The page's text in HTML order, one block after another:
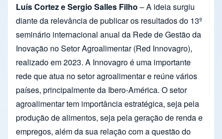
Luís Cortez e Sergio Salles Filho – A ideia surgiu
diante da relevância de publicar os resultados do 13º
seminário internacional anual da Rede de Gestão da
Inovação no Setor Agroalimentar (Red Innovagro),
realizado em 2023. A Innovagro é uma importante
rede que atua no setor agroalimentar e reúne vários
países, principalmente da Ibero-América. O setor
agroalimentar tem importância estratégica, seja pela
produção de alimentos, seja pela geração de renda e
empregos, além da sua relação com a questão do